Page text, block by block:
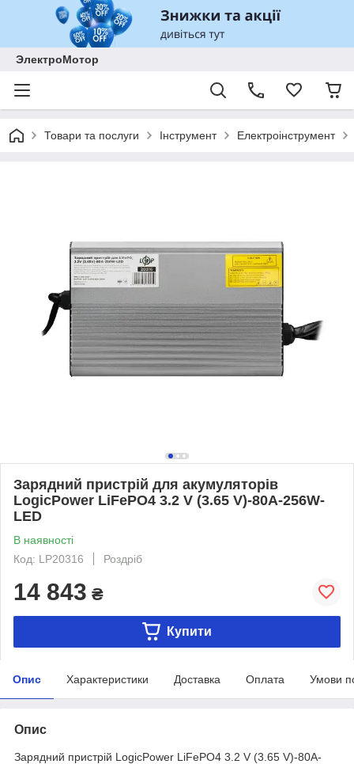
ЭлектроМотор
Товари та послуги Інструмент Електроінструмент
Зарядний пристрій для акумуляторів
LogicPower LiFePO4 3.2 V (3.65 V)-80A-256W-
LED
В наявності
Код: LP20316
Роздріб
14 843 ₴
Купити
Опис Характеристики Доставка Оплата Умови
Опис
Зарядний пристрій LogicPower LiFePO4 3.2 V (3.65 V)-80A-